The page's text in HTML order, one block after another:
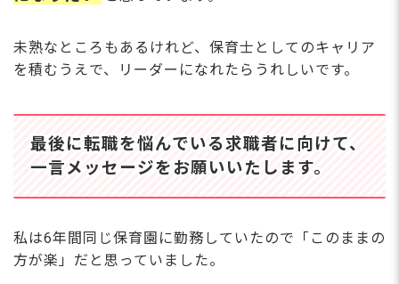
未熟なところもあるけれど、保育士としてのキャリア
を積むうえで、リーダーになれたらうれしいです。
最後に転職を悩んでいる求職者に向けて、
一言メッセージをお願いいたします。
私は6年間同じ保育園に勤務していたので「このままの
方が楽」だと思っていました。